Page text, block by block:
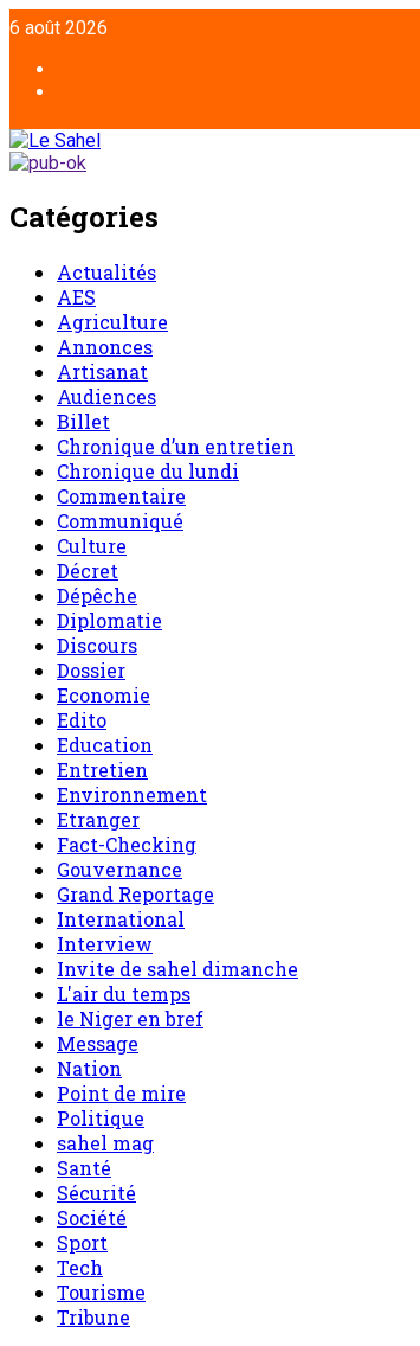
6 août 2026
Catégories
Actualités
AES
Agriculture
Annonces
Artisanat
Audiences
Billet
Chronique d’un entretien
Chronique du lundi
Commentaire
Communiqué
Culture
Décret
Dépêche
Diplomatie
Discours
Dossier
Economie
Edito
Education
Entretien
Environnement
Etranger
Fact-Checking
Gouvernance
Grand Reportage
International
Interview
Invite de sahel dimanche
L'air du temps
le Niger en bref
Message
Nation
Point de mire
Politique
sahel mag
Santé
Sécurité
Société
Sport
Tech
Tourisme
Tribune